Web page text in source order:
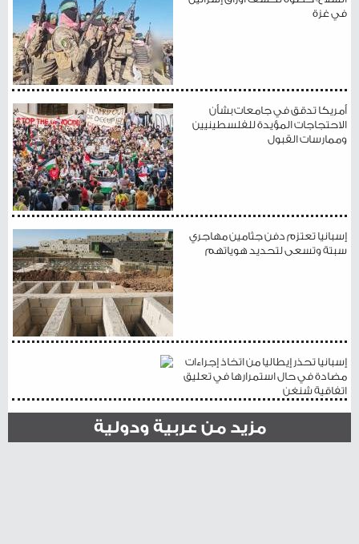
في غزة
أمريكا تدقق في جامعات بشأن
الاحتجاجات المؤيدة للفلسطينيين
وممارسات القبول
إسبانيا تعتزم دفن جثامين مهاجري
سبتة وتسعى لتحديد هوياتهم
إسبانيا تحذر إيطاليا من اتخاذ إجراءات
مضادة في حال استمرارها في تعليق
اتفاقية شنغن
مزيد من عربية ودولية